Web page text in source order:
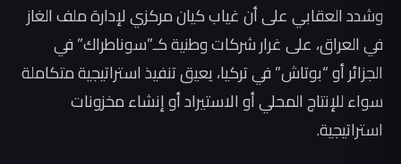
وشدد العقابي على أن غياب كيان مركزي لإدارة ملف الغاز
في العراق، على غرار شركات وطنية كـ”سوناطراك” في
الجزائر أو “بوتاش” في تركيا، يعيق تنفيذ استراتيجية متكاملة
سواء للإنتاج المحلي أو الاستيراد أو إنشاء مخزونات
استراتيجية.